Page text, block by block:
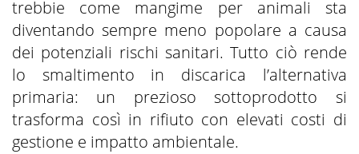
trebbie come mangime per animali sta
diventando sempre meno popolare a causa
dei potenziali rischi sanitari. Tutto ciò rende
lo smaltimento in discarica l’alternativa
primaria: un prezioso sottoprodotto si
trasforma così in rifiuto con elevati costi di
gestione e impatto ambientale.